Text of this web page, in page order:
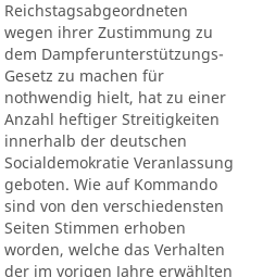
Reichstagsabgeordneten
wegen ihrer Zustimmung zu
dem Dampferunterstützungs-
Gesetz zu machen für
nothwendig hielt, hat zu einer
Anzahl heftiger Streitigkeiten
innerhalb der deutschen
Socialdemokratie Veranlassung
geboten. Wie auf Kommando
sind von den verschiedensten
Seiten Stimmen erhoben
worden, welche das Verhalten
der im vorigen Jahre erwählten